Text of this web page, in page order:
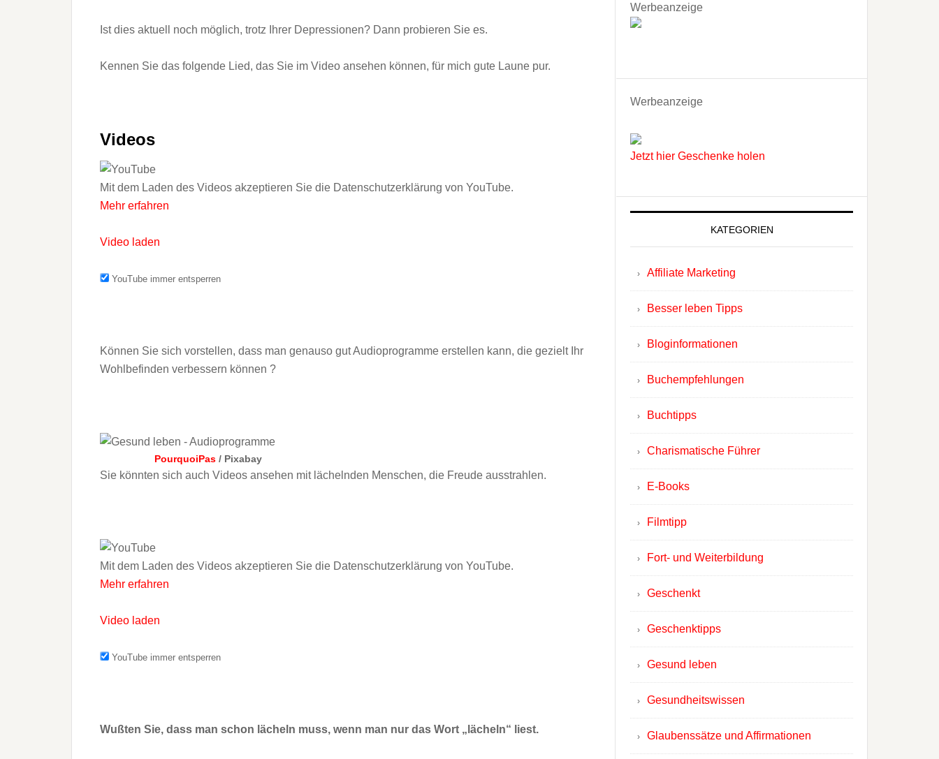
Ist dies aktuell noch möglich, trotz Ihrer Depressionen? Dann probieren Sie es.
Kennen Sie das folgende Lied, das Sie im Video ansehen können, für mich gute Laune pur.
Videos
Mit dem Laden des Videos akzeptieren Sie die Datenschutzerklärung von YouTube.
Mehr erfahren
Video laden
YouTube immer entsperren
Können Sie sich vorstellen, dass man genauso gut Audioprogramme erstellen kann, die gezielt Ihr
Wohlbefinden verbessern können ?
PourquoiPas / Pixabay
Sie könnten sich auch Videos ansehen mit lächelnden Menschen, die Freude ausstrahlen.
Mit dem Laden des Videos akzeptieren Sie die Datenschutzerklärung von YouTube.
Mehr erfahren
Video laden
YouTube immer entsperren
Wußten Sie, dass man schon lächeln muss, wenn man nur das Wort „lächeln“ liest.
Werbeanzeige
Werbeanzeige
Jetzt hier Geschenke holen
KATEGORIEN
Affiliate Marketing
Besser leben Tipps
Bloginformationen
Buchempfehlungen
Buchtipps
Charismatische Führer
E-Books
Filmtipp
Fort- und Weiterbildung
Geschenkt
Geschenktipps
Gesund leben
Gesundheitswissen
Glaubenssätze und Affirmationen